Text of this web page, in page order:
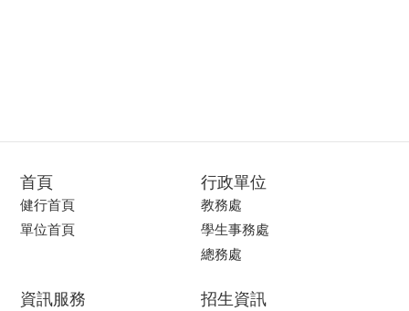
首頁
健行首頁
單位首頁
行政單位
教務處
學生事務處
總務處
資訊服務 招生資訊